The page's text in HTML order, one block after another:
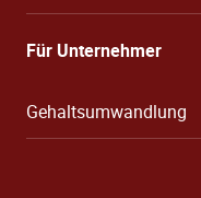
Für Unternehmer
Gehaltsumwandlung